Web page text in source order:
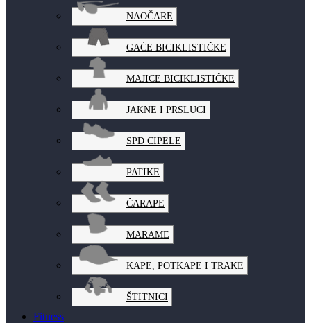
NAOČARE
GAĆE BICIKLISTIČKE
MAJICE BICIKLISTIČKE
JAKNE I PRSLUCI
SPD CIPELE
PATIKE
ČARAPE
MARAME
KAPE, POTKAPE I TRAKE
ŠTITNICI
Fitness